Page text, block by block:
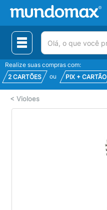
(pesquisar)
Realize suas compras com:
2 CARTÕES
ou PIX + CARTÃO
< Violoes